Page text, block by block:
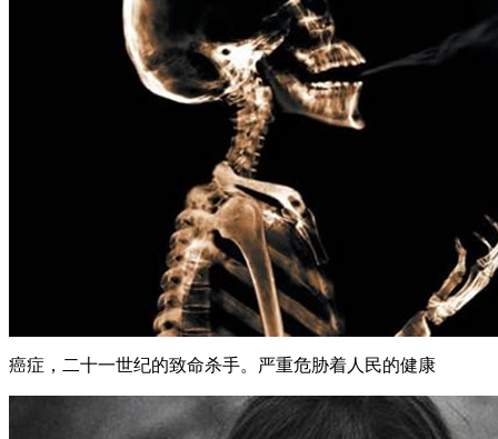
癌症，二十一世纪的致命杀手。严重危胁着人民的健康